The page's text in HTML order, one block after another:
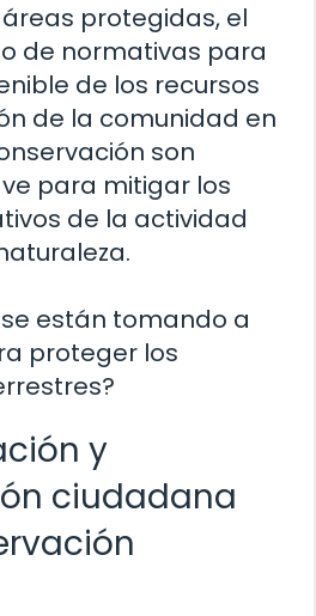
protegidas, el
de normativas para
de los recursos
de la comunidad en
son
para mitigar los
de la actividad
están tomando a
proteger los
y
ciudadana